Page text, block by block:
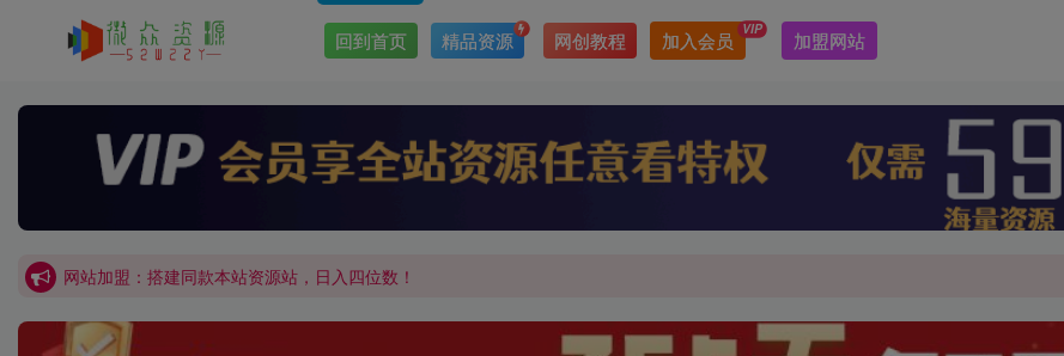
回到首页 精品资源 网创教程 加入会员 VIP 加盟网站
开通会员，无限下载各大机构内部资源，一站式草根创业基地，最新最强网赚教程大全，小投入，大回报！
网站加盟：搭建同款本站资源站，日入四位数！
开通会员，无限下载各大机构内部资源，一站式草根创业基地，最新最强网赚教程大全，小投入，大回报！